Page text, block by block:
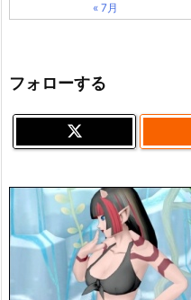
« 7月
フォローする